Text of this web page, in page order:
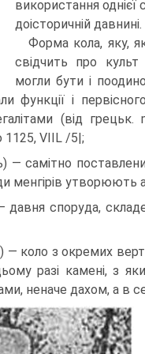
використання однієї
доісторичній давнині.
Форма кола, яку,
свідчить про
могли бути і
функції і
(від
1125, VIIL /5|;
— самітно
менгірів утворюють
давня споруда,
— коло з окремих
разі камені, з
неначе дахом, а в